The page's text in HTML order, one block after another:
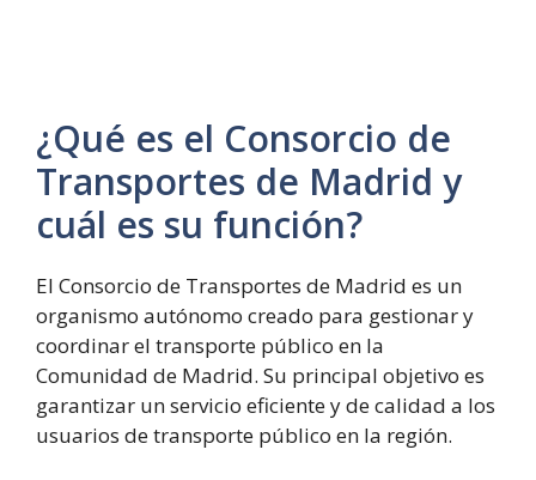
¿Qué es el Consorcio de
Transportes de Madrid y
cuál es su función?
El Consorcio de Transportes de Madrid es un
organismo autónomo creado para gestionar y
coordinar el transporte público en la
Comunidad de Madrid. Su principal objetivo es
garantizar un servicio eficiente y de calidad a los
usuarios de transporte público en la región.